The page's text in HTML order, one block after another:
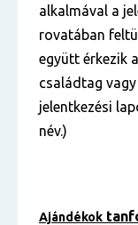
alkalmával a
rovatában
együtt érkezik
családtag
jelentkezési
név.)
Ajándékok